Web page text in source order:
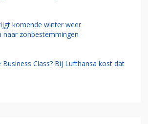
komende winter weer
naar zonbestemmingen
Class? Bij Lufthansa kost dat